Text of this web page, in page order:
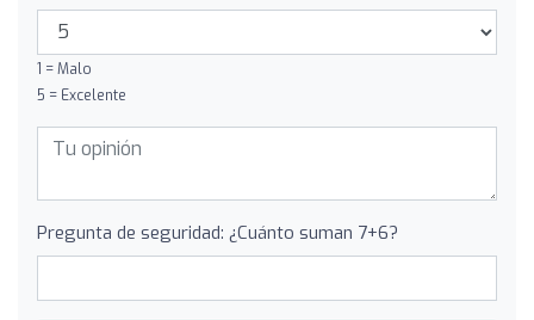
1 = Malo
5 = Excelente
Pregunta de seguridad: ¿Cuánto suman 7+6?